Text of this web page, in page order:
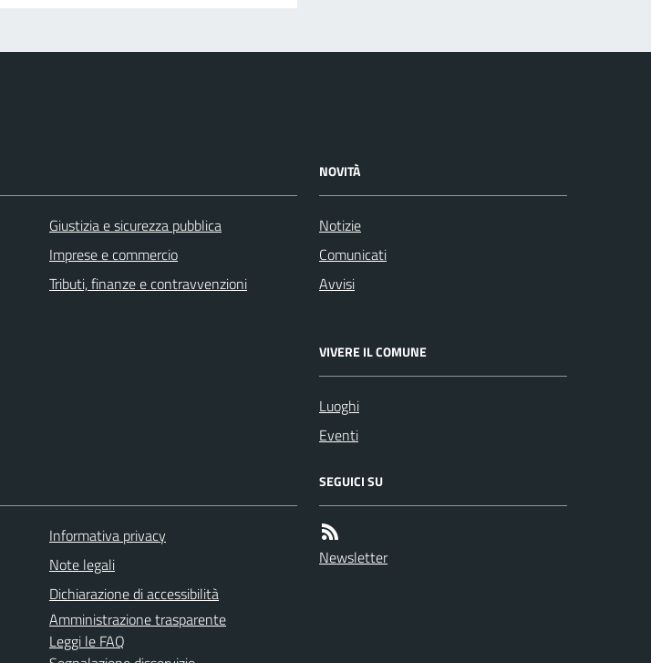
Giustizia e sicurezza pubblica
Imprese e commercio
Tributi, finanze e contravvenzioni
NOVITÀ
Notizie
Comunicati
Avvisi
VIVERE IL COMUNE
Luoghi
Eventi
Informativa privacy
Note legali
Dichiarazione di accessibilità
Amministrazione trasparente
Leggi le FAQ
SEGUICI SU
Newsletter